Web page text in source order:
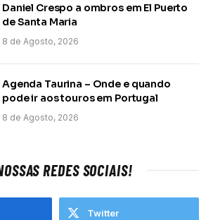
Daniel Crespo a ombros em El Puerto
de Santa Maria
8 de Agosto, 2026
Agenda Taurina – Onde e quando
pode ir aos touros em Portugal
8 de Agosto, 2026
REDES SOCIAIS!
Twitter